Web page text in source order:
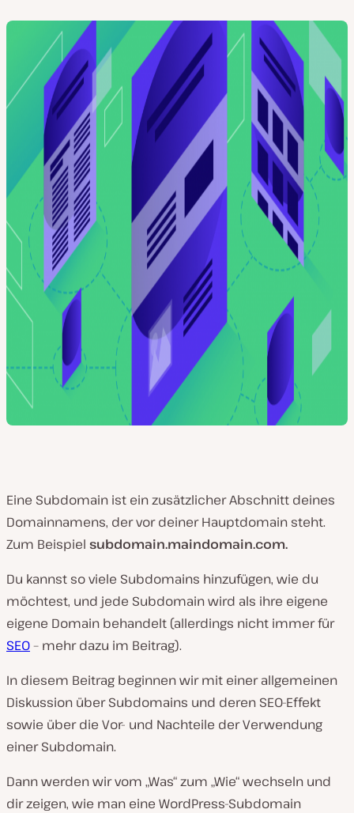
Eine Subdomain ist ein zusätzlicher Abschnitt deines
Domainnamens, der vor deiner Hauptdomain steht.
Zum Beispiel subdomain.maindomain.com.
Du kannst so viele Subdomains hinzufügen, wie du
möchtest, und jede Subdomain wird als ihre eigene
eigene Domain behandelt (allerdings nicht immer für
SEO– mehr dazu im Beitrag).
In diesem Beitrag beginnen wir mit einer allgemeinen
Diskussion über Subdomains und deren SEO-Effekt
sowie über die Vor- und Nachteile der Verwendung
einer Subdomain.
Dann werden wir vom „Was“ zum „Wie“ wechseln und
dir zeigen, wie man eine WordPress-Subdomain